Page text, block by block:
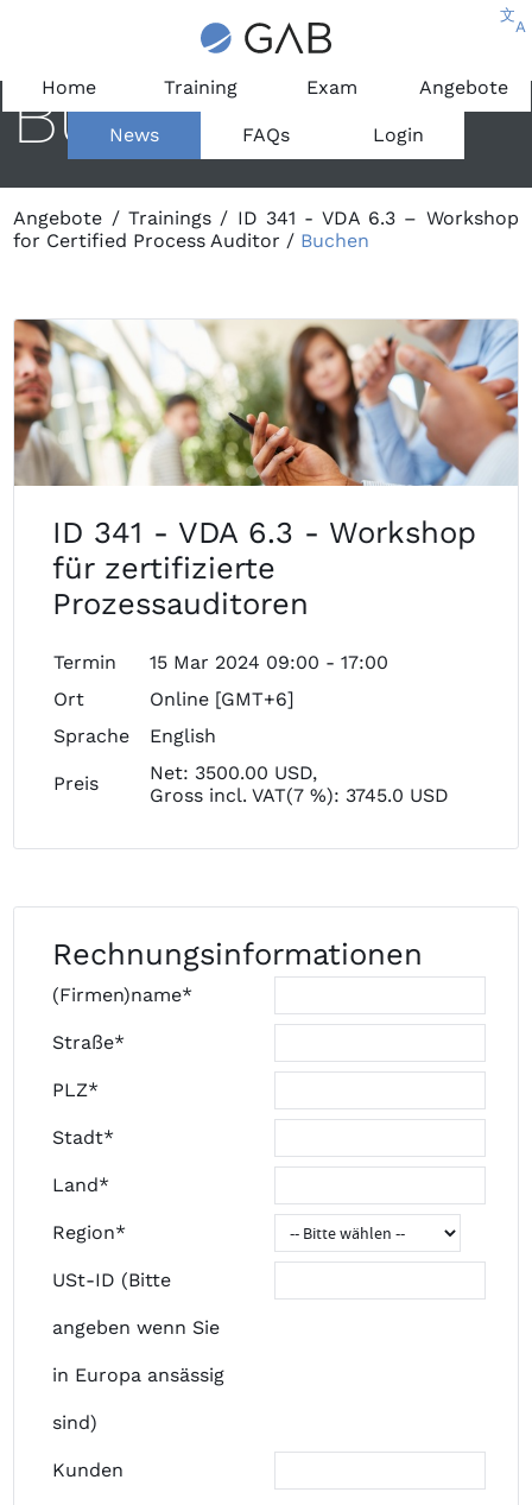
文
A
Home Training Exam Angebote
News FAQs Login
Buchen
Angebote / Trainings/ ID 341 - VDA 6.3 – Workshop
for Certified Process Auditor / Buchen
ID 341 - VDA 6.3 - Workshop
für zertifizierte
Prozessauditoren
Termin
15 Mar 2024 09:00 - 17:00
Ort
Online [GMT+6]
Sprache
English
Preis
Net: 3500.00 USD,
Gross incl. VAT(7 %): 3745.0 USD
Rechnungsinformationen
(Firmen)name*
Straße*
PLZ*
Stadt*
Land*
Region*
USt-ID (Bitte
angeben wenn Sie
in Europa ansässig
sind)
Kunden